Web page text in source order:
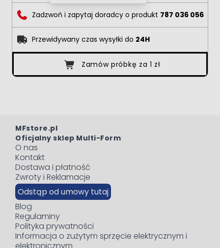
Zadzwoń i zapytaj doradcy o produkt 787 036 056
Przewidywany czas wysyłki do 24H
Zamów próbkę za 1 zł
MFstore.pl
Oficjalny sklep Multi-Form
O nas
Kontakt
Dostawa i płatność
Zwroty i Reklamacje
Odstąp od umowy tutaj
Blog
Regulaminy
Polityka prywatności
Informacja o zużytym sprzęcie elektrycznym i
elektronicznym